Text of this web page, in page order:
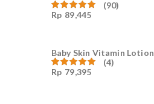
Dinilai
(90)
Rp 89,445
Baby Skin Vitamin Lotion
Dinilai5.00
(4)
Rp 79,395